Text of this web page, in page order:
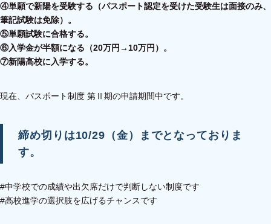
④単願で新陽を受験する（パスポート認定を受けた受験生は面接のみ、
筆記試験は免除）。
⑤単願試験に合格する。
⑥入学金が半額になる（20万円→10万円）。
⑦新陽高校に入学する。
現在、パスポート制度 第Ⅱ期の申請期間中です。
締め切りは10/29（金）までとなっておりま
す。
#中学校での成績や出欠席だけで判断しない制度です
#高校進学の選択肢を広げるチャンスです